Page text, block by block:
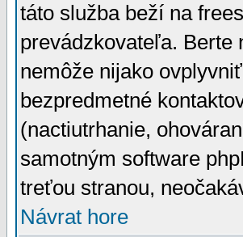
táto služba beží na
prevádzkovateľa. Berte
nemôže nijako
bezpredmetné
(nactiutrhanie,
samotným software
treťou stranou,
Návrat hore